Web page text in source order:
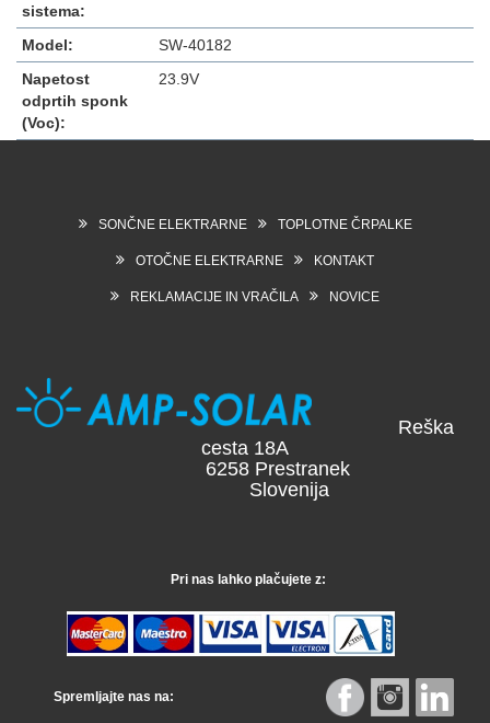
sistema:
Model:
SW-40182
Napetost
odprtih sponk
(Voc):
23.9V
SONČNE ELEKTRARNE TOPLOTNE ČRPALKE
OTOČNE ELEKTRARNE KONTAKT
REKLAMACIJE IN VRAČILA NOVICE
Reška
cesta 18A
6258 Prestranek
Slovenija
Pri nas lahko plačujete z:
Spremljajte nas na: